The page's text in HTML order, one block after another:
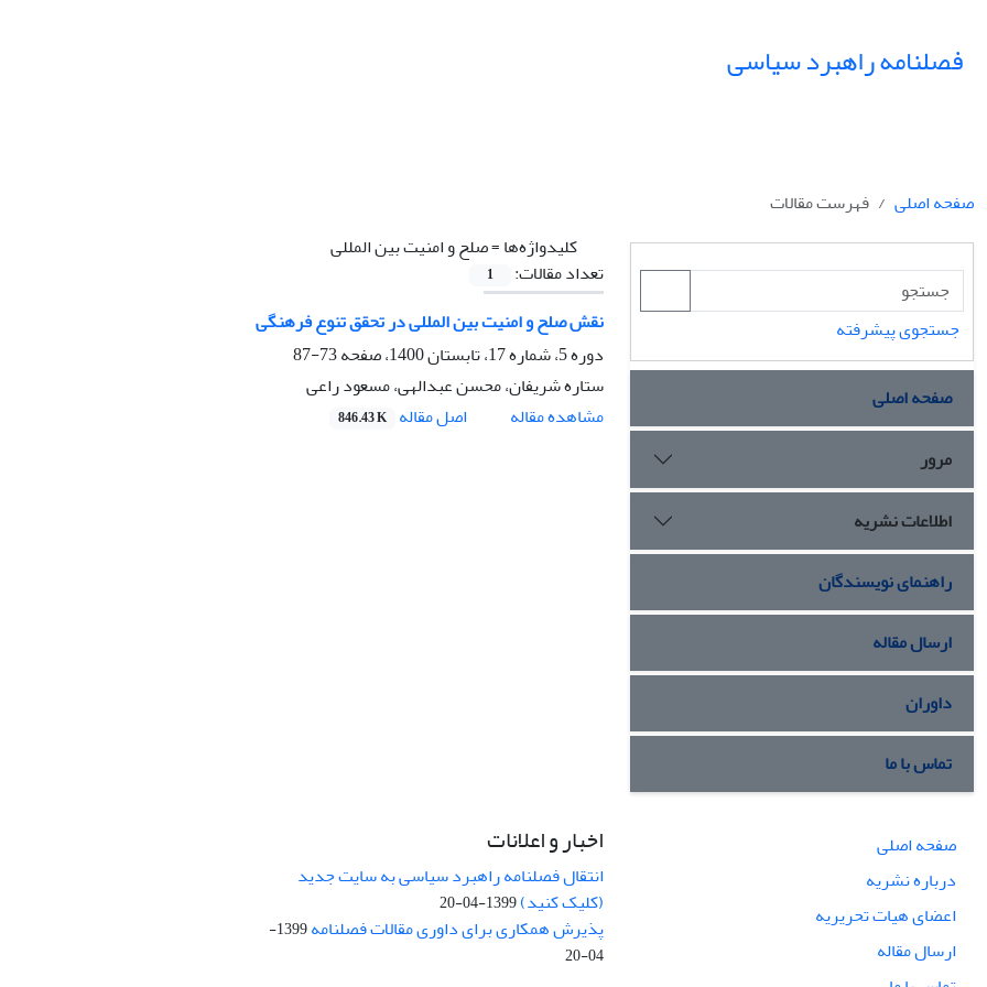
فصلنامه راهبرد سیاسی
صفحه اصلی
فهرست مقالات
کلیدواژه‌ها =صلح و امنیت بین المللی
تعداد مقالات:
1
نقش صلح و امنیت بین المللی در تحقق تنوع فرهنگی
دوره 5، شماره 17، تابستان 1400، صفحه
73-87
ستاره شریفان، محسن عبدالهی، مسعود راعی
مشاهده مقاله
اصل مقاله 846.43 K
جستجوی پیشرفته
صفحه اصلی
مرور
اطلاعات نشریه
راهنمای نویسندگان
ارسال مقاله
داوران
تماس با ما
صفحه اصلی
درباره نشریه
اعضای هیات تحریریه
ارسال مقاله
اخبار و اعلانات
انتقال فصلنامه راهبرد سیاسی به سایت جدید
(کلیک کنید)1399-04-20
پذیرش همکاری برای داوری مقالات فصلنامه
1399-
04-20